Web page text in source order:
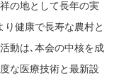
の地として長年の実
り健康で長寿な農村と
動は､本会の中核を成
な医療技術と最新設